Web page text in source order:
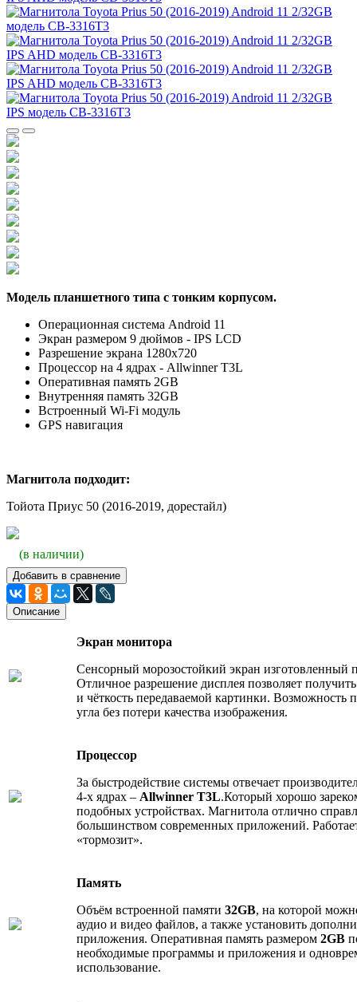
Модель планшетного типа с тонким корпусом.
Операционная система Android 11
Экран размером 9 дюймов - IPS LCD
Разрешение экрана 1280x720
Процессор на 4 ядрах - Allwinner T3L
Оперативная память 2GB
Внутренняя память 32GB
Встроенный Wi-Fi модуль
GPS навигация
Магнитола подходит:
Тойота Приус 50 (2016-2019, дорестайл)
(в наличии)
Добавить в сравнение
Описание
Экран монитора
Сенсорный морозостойкий экран изготовленный
Отличное разрешение дисплея позволяет
и чёткость передаваемой картинки. Возможность
угла без потери качества изображения.
Процессор
За быстродействие системы отвечает
4‐х ядрах – Allwinner T3L.Который хорошо
подобных устройствах. Магнитола отлично
большинством современных приложений.
«тормозит».
Память
Объём встроенной памяти 32GB, на которой
аудио и видео файлов, а также установить
приложения. Оперативная память размером 2GB
необходимые программы и приложения и
использование.